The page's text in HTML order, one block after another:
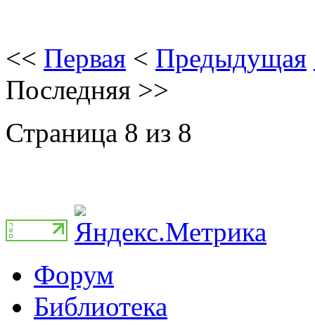
<< Первая < Предыдущая
Последняя >>
Страница 8 из 8
Форум
Библиотека